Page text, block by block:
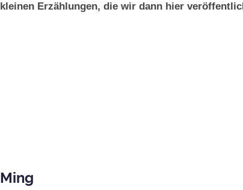
kleinen Erzählungen, die wir dann hier
Ming